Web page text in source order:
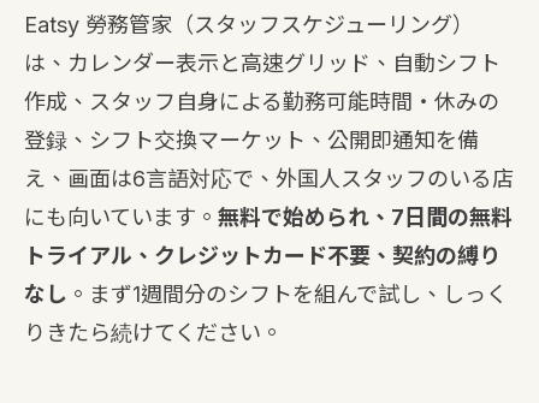
Eatsy 勞務管家（スタッフスケジューリング）
は、カレンダー表示と高速グリッド、自動シフト
作成、スタッフ自身による勤務可能時間・休みの
登録、シフト交換マーケット、公開即通知を備
え、画面は6言語対応で、外国人スタッフのいる店
にも向いています。 無料で始められ、7日間の無料
トライアル、クレジットカード不要、契約の縛り
なし 。まず1週間分のシフトを組んで試し、しっく
りきたら続けてください。